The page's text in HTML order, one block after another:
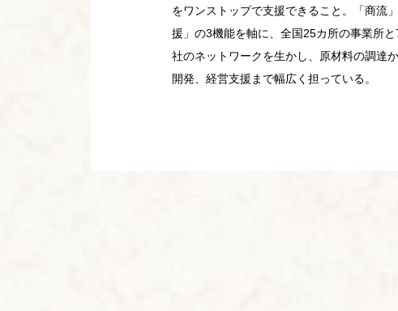
をワンストップで支援できること。「商流
援」の3機能を軸に、全国25カ所の事業所
社のネットワークを生かし、原材料の調達
開発、経営支援まで幅広く担っている。